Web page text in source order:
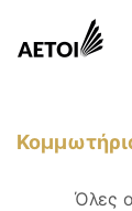
Όλες